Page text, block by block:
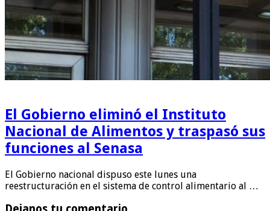
El Gobierno eliminó el Instituto
Nacional de Alimentos y traspasó sus
funciones al Senasa
El Gobierno nacional dispuso este lunes una
reestructuración en el sistema de control alimentario al …